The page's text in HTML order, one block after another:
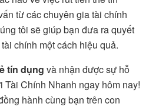
từ các chuyên gia tài chính
tôi sẽ giúp bạn đưa ra quyết
chính một cách hiệu quả.
tín dụng và nhận được sự hỗ
Tài Chính Nhanh ngay hôm nay!
hành cùng bạn trên con